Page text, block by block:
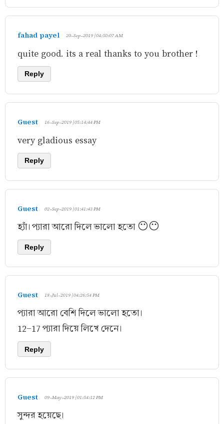
fahad payel 20-Sep-2019 | 04:50:07 AM
quite good. its a real thanks to you brother !
Reply
Guest 16-Sep-2019 | 05:14:44 PM
very gladious essay
Reply
Guest 02-Sep-2019 | 01:41:43 PM
হ্যাঁ। প্যারা আরো দিলে ভালো হতো 😶😶
Reply
Guest 18-Jul-2019 | 04:26:54 PM
প্যারা আরো বেশি দিলে ভালো হতো।
12-17 প্যারা দিয়ে লিখে দেনে।
Reply
Guest 09-May-2019 | 01:54:12 PM
সুন্দর হয়েছে।